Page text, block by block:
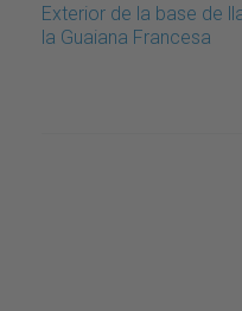
Exterior de la base de
la Guaiana Francesa